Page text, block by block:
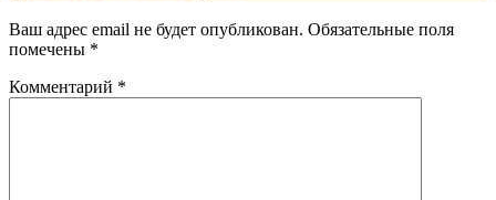
Ваш адрес email не будет опубликован. Обязательные поля
помечены *
Комментарий *